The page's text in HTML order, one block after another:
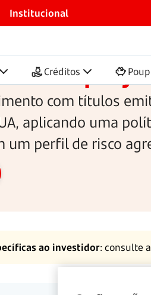
Institucional
Créditos
Fundos de Investimento
US Equity
com títulos
aplicando uma
um perfil de risco
ao investidor: consulte a